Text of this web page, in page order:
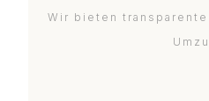
Wir bieten